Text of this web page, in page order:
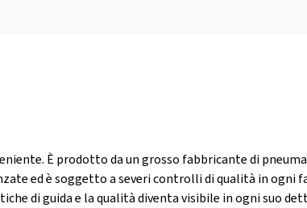
È prodotto da un grosso fabbricante di
ed è soggetto a severi controlli di qualità in ogni
di guida e la qualità diventa visibile in ogni suo